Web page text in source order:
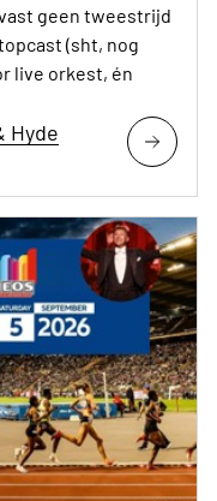
geen tweestrijd
(sht, nog
live orkest, én
Hyde